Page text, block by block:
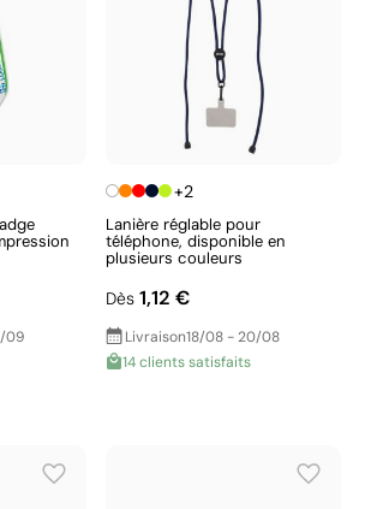
09
+2
Lanière réglable pour
téléphone, disponible en
plusieurs couleurs
Dès 1,12 €
Livraison18/08 - 20/08
14 clients satisfaits